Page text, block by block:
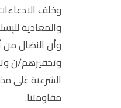
وخلف
والمعادية
وأن النضال
وتحقيرهم/ن
الشرعية على
مقاومتنا.